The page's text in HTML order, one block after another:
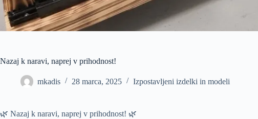
Nazaj k naravi, naprej v prihodnost!
mkadis 28 marca, 2025 Izpostavljeni izdelki in modeli
🌿 Nazaj k naravi, naprej v prihodnost! 🌿